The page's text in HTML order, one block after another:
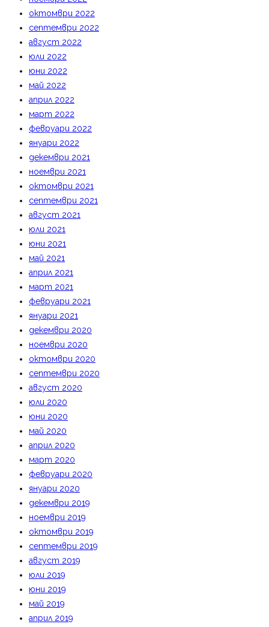
октомври 2022
септември 2022
август 2022
юли 2022
юни 2022
май 2022
април 2022
март 2022
февруари 2022
януари 2022
декември 2021
ноември 2021
октомври 2021
септември 2021
август 2021
юли 2021
юни 2021
май 2021
април 2021
март 2021
февруари 2021
януари 2021
декември 2020
ноември 2020
октомври 2020
септември 2020
август 2020
юли 2020
юни 2020
май 2020
април 2020
март 2020
февруари 2020
януари 2020
декември 2019
ноември 2019
октомври 2019
септември 2019
август 2019
юли 2019
юни 2019
май 2019
април 2019